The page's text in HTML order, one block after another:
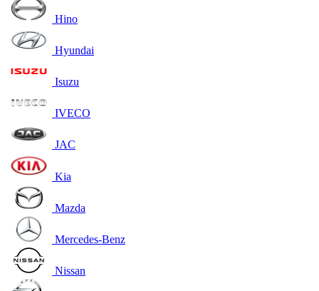
Hino
Hyundai
Isuzu
IVECO
JAC
Kia
Mazda
Mercedes-Benz
Nissan